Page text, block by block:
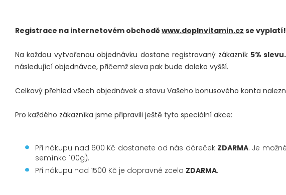
Registrace na internetovém obchoděwww.doplnvitamin.cz se vyplatí!
Na každou vytvořenou objednávku dostane registrovaný zákazník 5% slevu.
následující objednávce, přičemž sleva pak bude daleko vyšší.
Celkový přehled všech objednávek a stavu Vašeho bonusového konta
Pro každého zákazníka jsme připravili ještě tyto speciální akce:
Při nákupu nad 600 Kč dostanete od nás dáreček ZDARMA. Je
semínka 100g).
Při nákupu nad 1500 Kč je dopravné zcela ZDARMA.